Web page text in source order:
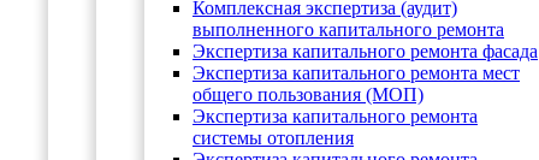
Комплексная экспертиза (аудит)
выполненного капитального ремонта
Экспертиза капитального ремонта фасада
Экспертиза капитального ремонта мест
общего пользования (МОП)
Экспертиза капитального ремонта
системы отопления